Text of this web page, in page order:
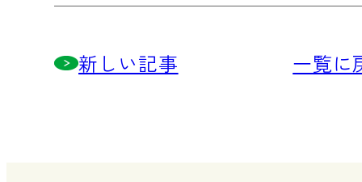
新しい記事 一覧に